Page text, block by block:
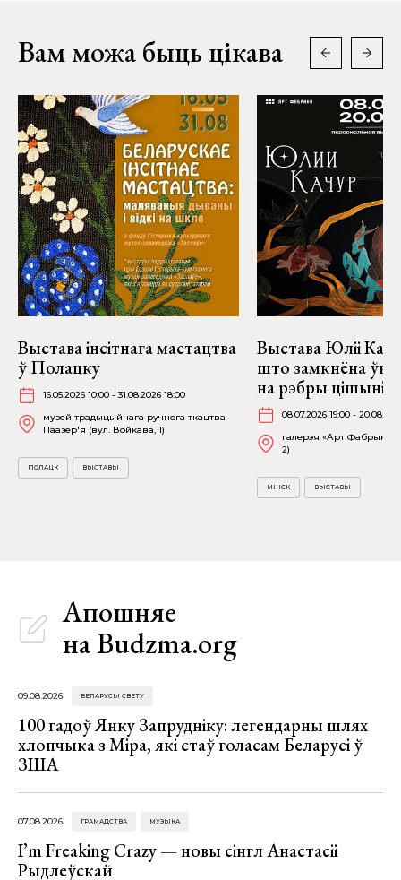
Вам можа быць цікава
Выстава інсітнага мастацтва
ў Полацку
16.05.2026 10:00 - 31.08.2026 18:00
музей традыцыйнага ручнога ткацтва
Паазер'я (вул. Войкава, 1)
ПОЛАЦК ВЫСТАВЫ
Выстава Юліі
што замкнёна
на рэбры цішыні»
08.07.2026 19:00 -
галерэя «Арт Фабрыка»
2)
МІНСК ВЫСТАВЫ
Апошняе
на Budzma.org
09.08.2026 БЕЛАРУСЫ СВЕТУ
100 гадоў Янку Запрудніку: легендарны шлях
хлопчыка з Міра, які стаў голасам Беларусі ў
ЗША
07.08.2026 ГРАМАДСТВА МУЗЫКА
I’m Freaking Crazy — новы сінгл Анастасіі
Рыдлеўскай